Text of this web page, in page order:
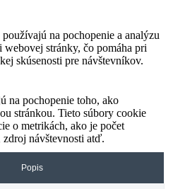
na pochopenie a analýzu
stránky, čo pomáha pri
skúsenosti pre návštevníkov.
na pochopenie toho, ako
stránkou. Tieto súbory cookie
o metrikách, ako je počet
návštevnosti atď.
Popis